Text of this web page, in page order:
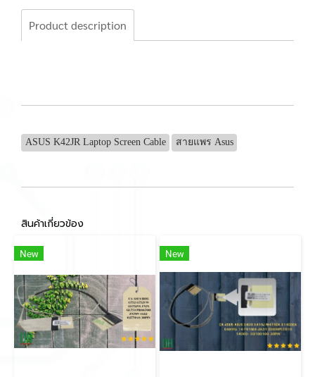
Product description
ASUS K42JR Laptop Screen Cable สายแพร Asus
สินค้าเกี่ยวข้อง
New New